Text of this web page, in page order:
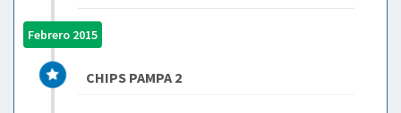
Febrero 2015
CHIPS PAMPA 2